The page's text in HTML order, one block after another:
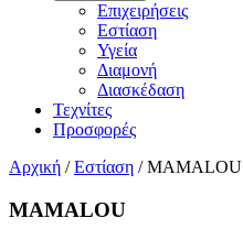
Επιχειρήσεις
Εστίαση
Υγεία
Διαμονή
Διασκέδαση
Τεχνίτες
Προσφορές
Αρχική / Εστίαση / MAMALOU
MAMALOU